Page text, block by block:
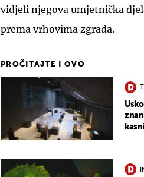
vidjeli njegova umjetnička
prema vrhovima zgrada.
PROČITAJTE I OVO